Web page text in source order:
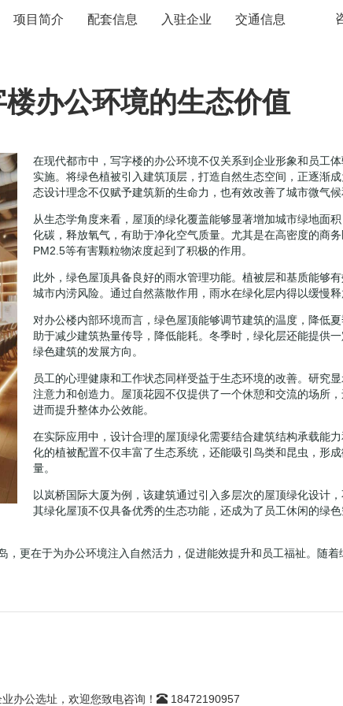
项目简介 配套信息 入驻企业 交通信息
办公环境的生态价值
在现代都市中，写字楼的办公环境不仅关系到企业形象和员工
实施。将绿色植被引入建筑顶层，打造自然生态空间，正逐渐
态设计理念不仅赋予建筑新的生命力，也有效改善了城市微气候
从生态学角度来看，屋顶的绿化覆盖能够显著增加城市绿地面
化碳，释放氧气，有助于净化空气质量。尤其是在高密度的商
PM2.5等有害颗粒物浓度起到了积极的作用。
此外，绿色屋顶具备良好的雨水管理功能。植被层和基质能够
城市内涝风险。通过自然蒸散作用，雨水在绿化层内得以缓慢
对办公楼内部环境而言，绿色屋顶能够调节建筑的温度，降低
助于减少建筑热量传导，降低能耗。冬季时，绿化层还能提供
绿色建筑的发展方向。
员工的心理健康和工作状态同样受益于生态环境的改善。研究
注意力和创造力。屋顶花园不仅提供了一个休憩和交流的场所
进而提升整体办公效能。
在实际应用中，设计合理的屋顶绿化需要结合建筑结构承载能
化的植被配置不仅丰富了生态系统，还能吸引鸟类和昆虫，形
量。
以岚桥国际大厦为例，该建筑通过引入多层次的屋顶绿化设计
其绿化屋顶不仅具备优秀的生态功能，还成为了员工休闲的绿
更在于为办公环境注入自然活力，促进能效提升和员工福祉。随
业办公选址，欢迎您致电咨询！ 18472190957